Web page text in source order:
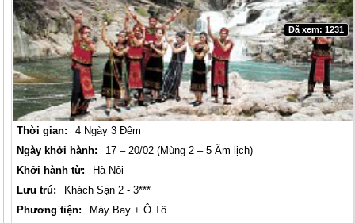
Thời gian:
4 Ngày 3 Đêm
Ngày khởi hành:
17 – 20/02 (Mùng 2 – 5 Âm lịch)
Khởi hành từ:
Hà Nội
Lưu trú:
Khách Sạn 2 - 3***
Phương tiện:
Máy Bay + Ô Tô
Đã xem: 1231